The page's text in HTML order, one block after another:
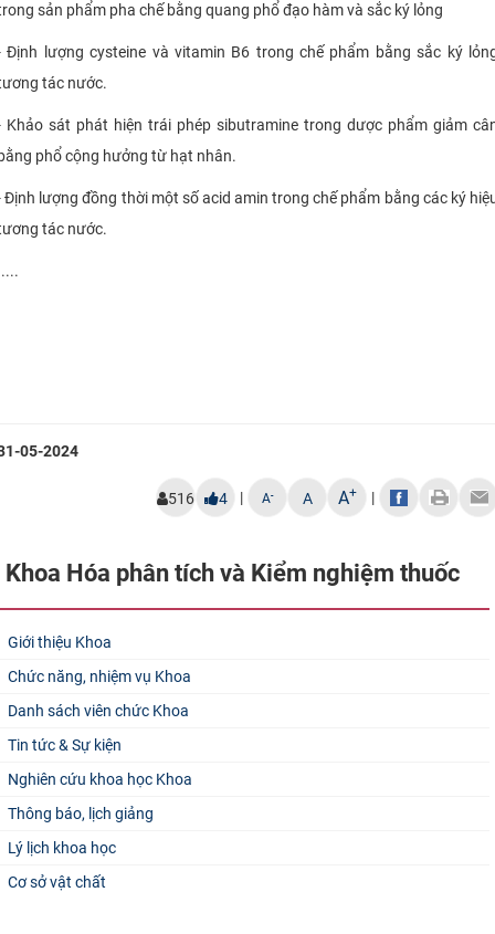
sản phẩm pha chế bằng quang phổ đạo hàm và sắc ký lỏng
Định lượng cysteine ​​và vitamin B6 trong chế phẩm bằng sắc ký
tác nước.
Khảo sát phát hiện trái phép sibutramine trong dược phẩm giảm
phổ cộng hưởng từ hạt nhân.
Định lượng đồng thời một số acid amin trong chế phẩm bằng các ký
tác nước.
05-2024
516 4 | A- A A+ |
Khoa Hóa phân tích và Kiểm nghiệm thuốc
Giới thiệu Khoa
Chức năng, nhiệm vụ Khoa
Danh sách viên chức Khoa
Tin tức & Sự kiện
Nghiên cứu khoa học Khoa
Thông báo, lịch giảng
Lý lịch khoa học
Cơ sở vật chất